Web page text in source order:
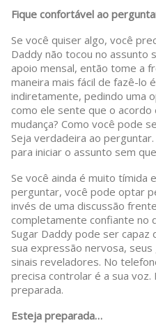
Fique confortável ao
Se você quiser algo, você
Daddy não tocou no assunto
apoio mensal, então tome a
maneira mais fácil de fazê-lo
indiretamente, pedindo uma
como ele sente que o acordo
mudança? Como você pode
Seja verdadeira ao
para iniciar o assunto sem
Se você ainda é muito tímida
perguntar, você pode optar
invés de uma discussão
completamente confiante no
Sugar Daddy pode ser
sua expressão nervosa,
sinais reveladores. No
precisa controlar é a sua voz.
preparada.
Esteja preparada…